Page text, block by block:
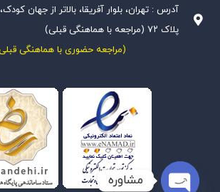
آدرس : تهران، بلوار آفریقا، بالاتر از جهان
پلاک ۷۲ (مراجعه با هماهنگی قبلی)
(مراجعه حضوری با هماهنگی
مشاوره